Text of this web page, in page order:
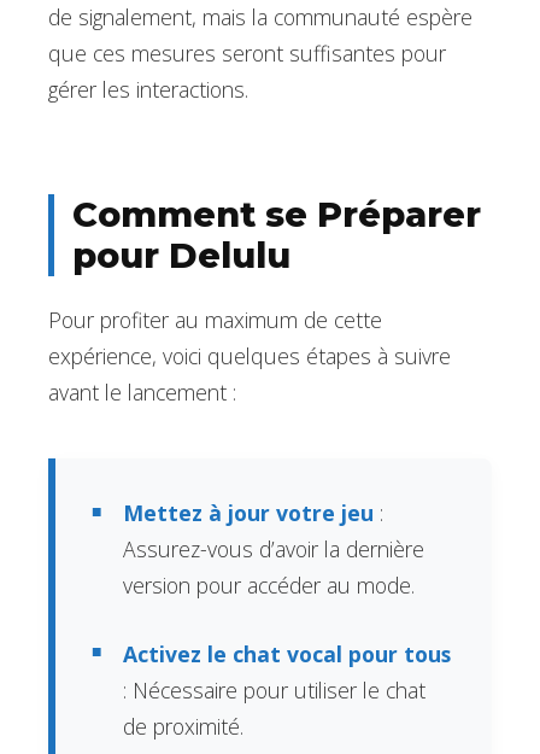
de signalement, mais la communauté espère
que ces mesures seront suffisantes pour
gérer les interactions.
Comment se Préparer
pour Delulu
Pour profiter au maximum de cette
expérience, voici quelques étapes à suivre
avant le lancement :
Mettez à jour votre jeu :
Assurez-vous d’avoir la dernière
version pour accéder au mode.
Activez le chat vocal pour tous
: Nécessaire pour utiliser le chat
de proximité.